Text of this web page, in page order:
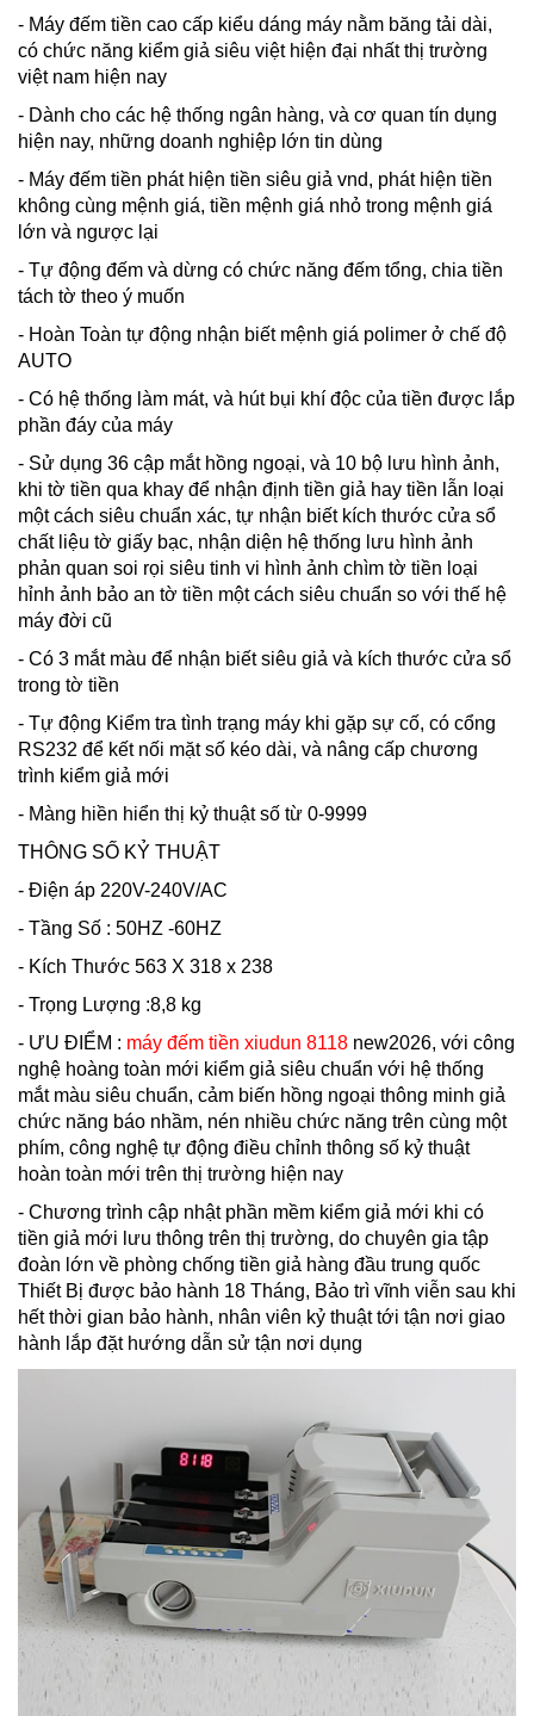
- Máy đếm tiền cao cấp kiểu dáng máy nằm băng tải dài,
có chức năng kiểm giả siêu việt hiện đại nhất thị trường
việt nam hiện nay
- Dành cho các hệ thống ngân hàng, và cơ quan tín dụng
hiện nay, những doanh nghiệp lớn tin dùng
- Máy đếm tiền phát hiện tiền siêu giả vnd, phát hiện tiền
không cùng mệnh giá, tiền mệnh giá nhỏ trong mệnh giá
lớn và ngược lại
- Tự động đếm và dừng có chức năng đếm tổng, chia tiền
tách tờ theo ý muốn
- Hoàn Toàn tự động nhận biết mệnh giá polimer ở chế độ
AUTO
- Có hệ thống làm mát, và hút bụi khí độc của tiền được lắp
phần đáy của máy
- Sử dụng 36 cập mắt hồng ngoại, và 10 bộ lưu hình ảnh,
khi tờ tiền qua khay để nhận định tiền giả hay tiền lẫn loại
một cách siêu chuẩn xác, tự nhận biết kích thước cửa sổ
chất liệu tờ giấy bạc, nhận diện hệ thống lưu hình ảnh
phản quan soi rọi siêu tinh vi hình ảnh chìm tờ tiền loại
hỉnh ảnh bảo an tờ tiền một cách siêu chuẩn so với thế hệ
máy đời cũ
- Có 3 mắt màu để nhận biết siêu giả và kích thước cửa sổ
trong tờ tiền
- Tự động Kiểm tra tình trạng máy khi gặp sự cố, có cổng
RS232 để kết nối mặt số kéo dài, và nâng cấp chương
trình kiểm giả mới
- Màng hiền hiển thị kỷ thuật số từ 0-9999
THÔNG SỐ KỶ THUẬT
- Điện áp 220V-240V/AC
- Tầng Số : 50HZ -60HZ
- Kích Thước 563 X 318 x 238
- Trọng Lượng :8,8 kg
- ƯU ĐIỂM : máy đếm tiền xiudun 8118 new2026, với công
nghệ hoàng toàn mới kiểm giả siêu chuẩn với hệ thống
mắt màu siêu chuẩn, cảm biến hồng ngoại thông minh giả
chức năng báo nhầm, nén nhiều chức năng trên cùng một
phím, công nghệ tự động điều chỉnh thông số kỷ thuật
hoàn toàn mới trên thị trường hiện nay
- Chương trình cập nhật phần mềm kiểm giả mới khi có
tiền giả mới lưu thông trên thị trường, do chuyên gia tập
đoàn lớn về phòng chống tiền giả hàng đầu trung quốc
Thiết Bị được bảo hành 18 Tháng, Bảo trì vĩnh viễn sau khi
hết thời gian bảo hành, nhân viên kỷ thuật tới tận nơi giao
hành lắp đặt hướng dẫn sử tận nơi dụng